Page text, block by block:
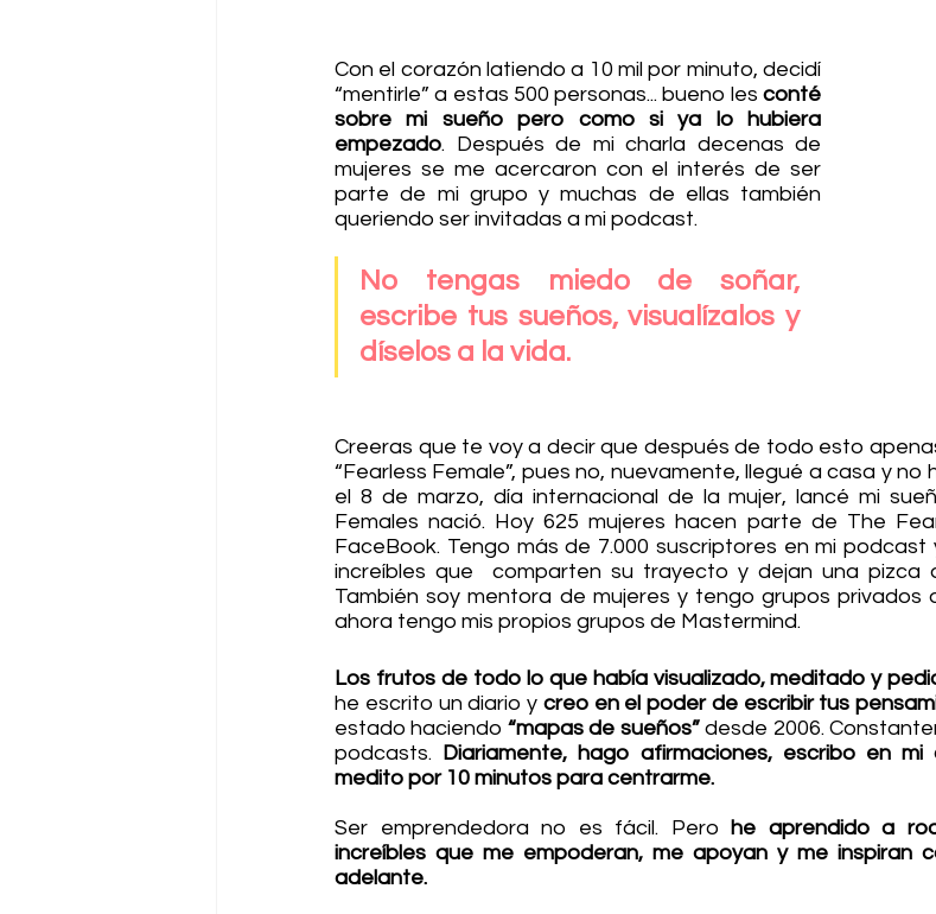
Con el corazón latiendo a 10 mil por minuto, decidí
“mentirle” a estas 500 personas... bueno les conté
sobre mi sueño pero como si ya lo hubiera
empezado. Después de mi charla decenas de
mujeres se me acercaron con el interés de ser
parte de mi grupo y muchas de ellas también
queriendo ser invitadas a mi podcast.
No tengas miedo de soñar,
escribe tus sueños, visualízalos y
díselos a la vida.
Creeras que te voy a decir que después de todo esto
“Fearless Female”, pues no, nuevamente, llegué a casa y
el 8 de marzo, día internacional de la mujer, lancé mi
Females nació. Hoy 625 mujeres hacen parte de The
FaceBook. Tengo más de 7.000 suscriptores en mi
increíbles que  comparten su trayecto y dejan una pizca
También soy mentora de mujeres y tengo grupos privados
ahora tengo mis propios grupos de Mastermind.
Los frutos de todo lo que había visualizado, meditado y
he escrito un diario y creo en el poder de escribir tus
estado haciendo “mapas de sueños” desde 2006.
podcasts. Diariamente, hago afirmaciones, escribo en
medito por 10 minutos para centrarme.
Ser emprendedora no es fácil. Pero he aprendido a
increíbles que me empoderan, me apoyan y me inspiran
adelante.